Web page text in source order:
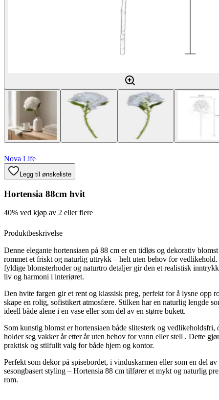
Nova Life
Legg til ønskeliste
Hortensia 88cm hvit
40% ved kjøp av 2 eller flere
Produktbeskrivelse
Denne elegante hortensiaen på 88 cm er en tidløs og dekorativ
rommet et friskt og naturlig uttrykk – helt uten behov for vedlikehold.
fyldige blomsterhoder og naturtro detaljer gir den et realistisk
liv og harmoni i interiøret.
Den hvite fargen gir et rent og klassisk preg, perfekt for å lysne opp
skape en rolig, sofistikert atmosfære. Stilken har en naturlig lengde
ideell både alene i en vase eller som del av en større bukett.
Som kunstig blomst er hortensiaen både slitesterk og vedlikeholdsfri,
holder seg vakker år etter år uten behov for vann eller stell . Dette
praktisk og stilfullt valg for både hjem og kontor.
Perfekt som dekor på spisebordet, i vinduskarmen eller som en del av
sesongbasert styling – Hortensia 88 cm tilfører et mykt og naturlig
rom.